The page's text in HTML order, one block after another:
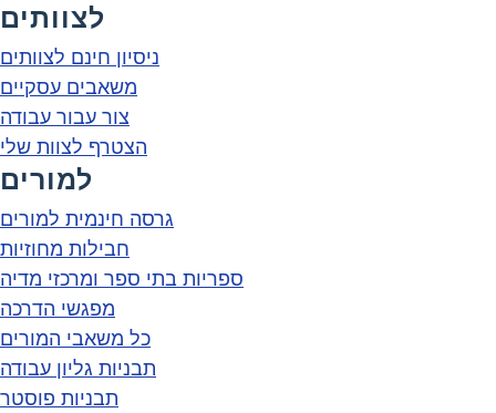
לצוותים
ניסיון חינם לצוותים
משאבים עסקיים
צור עבור עבודה
הצטרף לצוות שלי
למורים
גרסה חינמית למורים
חבילות מחוזיות
ספריות בתי ספר ומרכזי מדיה
מפגשי הדרכה
כל משאבי המורים
תבניות גליון עבודה
תבניות פוסטר